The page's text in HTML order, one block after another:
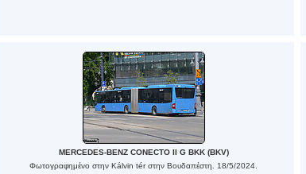
MERCEDES-BENZ CONECTO II G BKK (BKV)
Φωτογραφημένο στην Kálvin tér στην Βουδαπέστη. 18/5/2024.